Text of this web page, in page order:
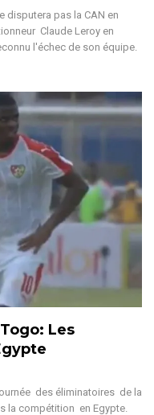
disputera pas la CAN en
Claude Leroy en
l'échec de son équipe.
Les
des éliminatoires de la
la compétition en Egypte.